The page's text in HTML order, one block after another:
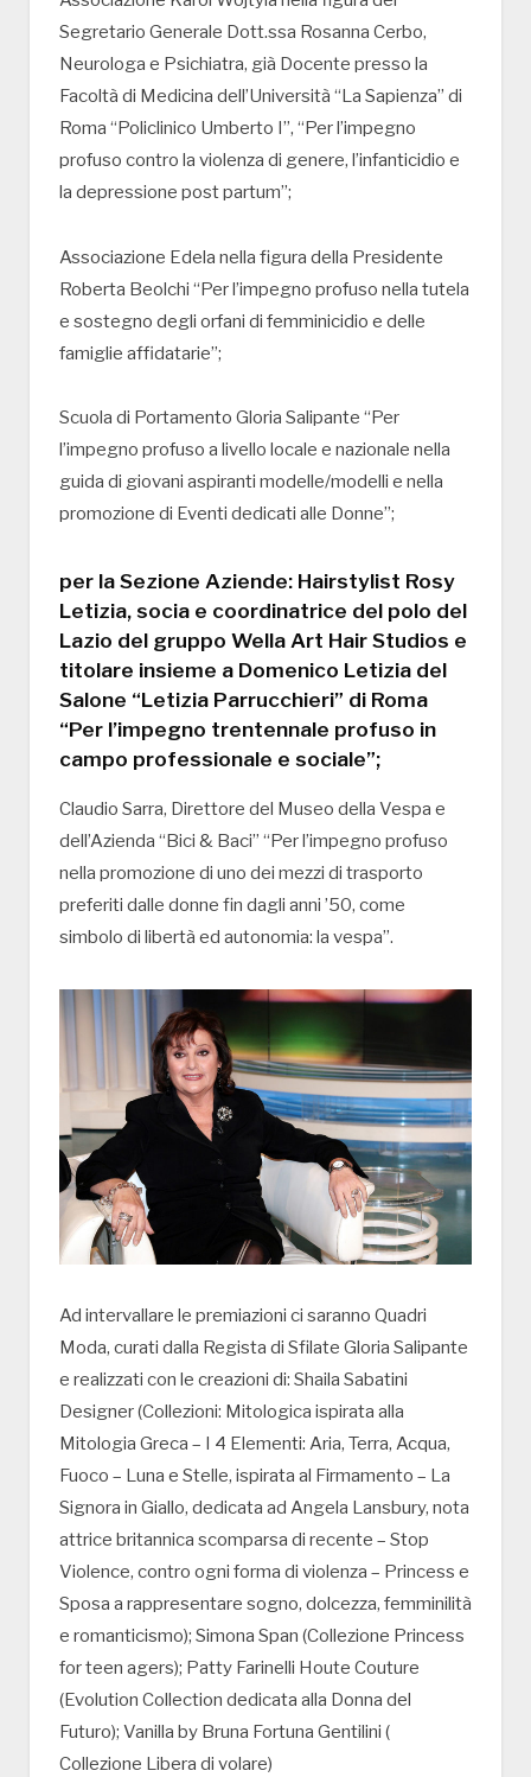
Segretario Generale Dott.ssa Rosanna Cerbo,
Neurologa e Psichiatra, già Docente presso la
Facoltà di Medicina dell’Università “La Sapienza” di
Roma “Policlinico Umberto I”, “Per l’impegno
profuso contro la violenza di genere, l’infanticidio e
la depressione post partum”;
Associazione Edela nella figura della Presidente
Roberta Beolchi “Per l’impegno profuso nella tutela
e sostegno degli orfani di femminicidio e delle
famiglie affidatarie”;
Scuola di Portamento Gloria Salipante “Per
l’impegno profuso a livello locale e nazionale nella
guida di giovani aspiranti modelle/modelli e nella
promozione di Eventi dedicati alle Donne”;
per la Sezione Aziende: Hairstylist Rosy
Letizia, socia e coordinatrice del polo del
Lazio del gruppo Wella Art Hair Studios e
titolare insieme a Domenico Letizia del
Salone “Letizia Parrucchieri” di Roma
“Per l’impegno trentennale profuso in
campo professionale e sociale”;
Claudio Sarra, Direttore del Museo della Vespa e
dell’Azienda “Bici & Baci” “Per l’impegno profuso
nella promozione di uno dei mezzi di trasporto
preferiti dalle donne fin dagli anni ’50, come
simbolo di libertà ed autonomia: la vespa”.
Ad intervallare le premiazioni ci saranno Quadri
Moda, curati dalla Regista di Sfilate Gloria Salipante
e realizzati con le creazioni di: Shaila Sabatini
Designer (Collezioni: Mitologica ispirata alla
Mitologia Greca – I 4 Elementi: Aria, Terra, Acqua,
Fuoco – Luna e Stelle, ispirata al Firmamento – La
Signora in Giallo, dedicata ad Angela Lansbury, nota
attrice britannica scomparsa di recente – Stop
Violence, contro ogni forma di violenza – Princess e
Sposa a rappresentare sogno, dolcezza, femminilità
e romanticismo); Simona Span (Collezione Princess
for teen agers); Patty Farinelli Houte Couture
(Evolution Collection dedicata alla Donna del
Futuro); Vanilla by Bruna Fortuna Gentilini (
Collezione Libera di volare)